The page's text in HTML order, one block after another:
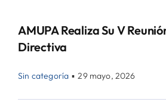
AMUPA Realiza Su V
Directiva
Sin categoría ▪ 29 mayo, 2026